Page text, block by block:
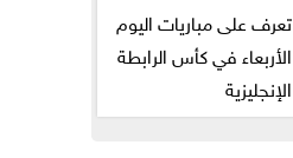
تعرف على مباريات اليوم
الأربعاء في كأس الرابطة
الإنجليزية